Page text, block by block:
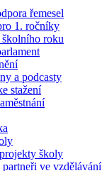
řemesel
1. ročníky
školního roku
a podcasty
stažení
školy
ve vzdělávání